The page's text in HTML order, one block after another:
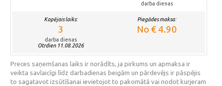
darba dienas
Kopējais laiks:
3
darba dienas
Otrdien 11.08.2026
Piegādes maksa:
No € 4.90
Preces saņemšanas laiks ir norādīts, ja pirkums un apmaksa ir
veikta savlaicīgi līdz darbadienas beigām un pārdevējs ir pāspējis
to sagatavot izsūtīšanai ievietojot to pakomātā vai nodot kurjeram